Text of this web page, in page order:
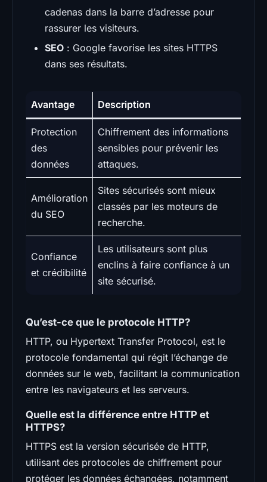
cadenas dans la barre d’adresse pour
rassurer les visiteurs.
SEO : Google favorise les sites HTTPS
dans ses résultats.
Avantage Description
Protection
des
données
Chiffrement des informations
sensibles pour prévenir les
attaques.
Amélioration
du SEO
Sites sécurisés sont mieux
classés par les moteurs de
recherche.
Confiance
et crédibilité
Les utilisateurs sont plus
enclins à faire confiance à un
site sécurisé.
Qu’est-ce que le protocole HTTP?
HTTP, ou Hypertext Transfer Protocol, est le
protocole fondamental qui régit l’échange de
données sur le web, facilitant la communication
entre les navigateurs et les serveurs.
Quelle est la différence entre HTTP et
HTTPS?
HTTPS est la version sécurisée de HTTP,
utilisant des protocoles de chiffrement pour
protéger les données échangées, notamment